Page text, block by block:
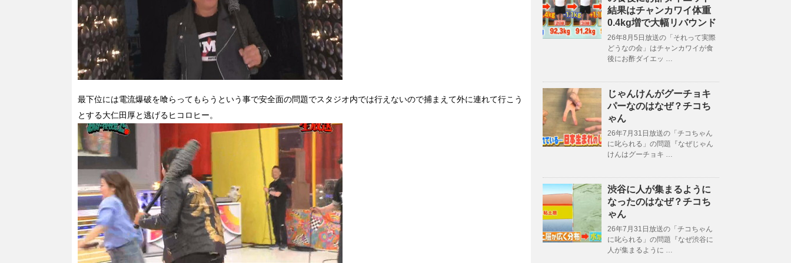
最下位には電流爆破を喰らってもらうという事で安全面の問題でスタジオ内では行えないので捕まえて外に連れて行こう
とする大仁田厚と逃げるヒコロヒー。
結果はチャンカワイ体重
0.4kg増で大幅リバウンド
26年8月5日放送の「それって実際
どうなの会」はチャンカワイが食
後にお酢ダイエッ …
じゃんけんがグーチョキ
パーなのはなぜ？チコち
ゃん
26年7月31日放送の「チコちゃん
に叱られる」の問題『なぜじゃん
けんはグーチョキ …
渋谷に人が集まるように
なったのはなぜ？チコち
ゃん
26年7月31日放送の「チコちゃん
に叱られる」の問題『なぜ渋谷に
人が集まるように …